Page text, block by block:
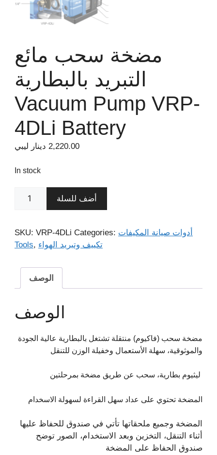
مضخة سحب مائع
التبريد بالبطارية
Vacuum Pump VRP-
4DLi Battery
2,220.00 دينار ليبي
In stock
أضف للسلة
SKU: VRP-4DLi Categories: أدوات صيانة المكيفات
Tools, تكييف وتبريد الهواء
الوصف
الوصف
مضخة سحب (فاكيوم) منتقلة تشتغل بالبطارية عالية الجودة
والموثوقية، سهلة الأستعمال وخفيلة الوزن للتنقل
المضخة تحتوي على عداد سهل القراءة لسهولة الاسخدام
المضخة وجميع ملحقاتها تأتي في صندوق للحفاظ عليها
أثناء التنقل، التخزين وبعد الاستخدام، الصور توضح
صندوق الحفاظ على المضخة